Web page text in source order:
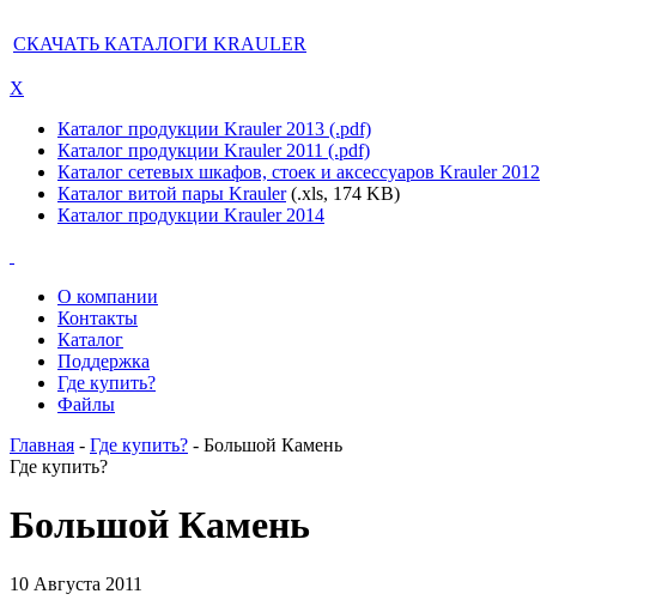
СКАЧАТЬ КАТАЛОГИ KRAULER
X
Каталог продукции Krauler 2013 (.pdf)
Каталог продукции Krauler 2011 (.pdf)
Каталог сетевых шкафов, стоек и аксессуаров Krauler 2012
Каталог витой пары Krauler(.xls, 174 KB)
Каталог продукции Krauler 2014
О компании
Контакты
Каталог
Поддержка
Где купить?
Файлы
Главная - Где купить? - Большой Камень
Где купить?
Большой Камень
10 Августа 2011